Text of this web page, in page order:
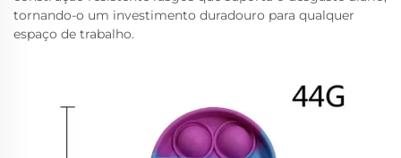
tornando-o um investimento duradouro para qualquer
espaço de trabalho.